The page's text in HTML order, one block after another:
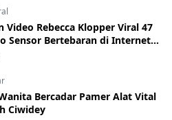
Video Rebecca Klopper Viral 47
Sensor Bertebaran di Internet,
Bercadar Pamer Alat Vital
Ciwidey